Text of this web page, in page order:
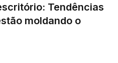
Tendências
moldando o